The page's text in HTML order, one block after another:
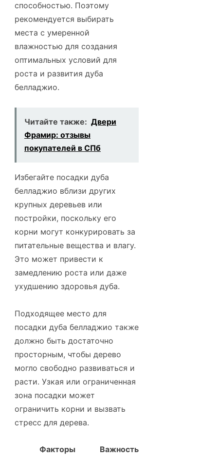
способностью. Поэтому
рекомендуется выбирать
места с умеренной
влажностью для создания
оптимальных условий для
роста и развития дуба
белладжио.
Читайте также: Двери
Фрамир: отзывы
покупателей в СПб
Избегайте посадки дуба
белладжио вблизи других
крупных деревьев или
постройки, поскольку его
корни могут конкурировать за
питательные вещества и влагу.
Это может привести к
замедлению роста или даже
ухудшению здоровья дуба.
Подходящее место для
посадки дуба белладжио также
должно быть достаточно
просторным, чтобы дерево
могло свободно развиваться и
расти. Узкая или ограниченная
зона посадки может
ограничить корни и вызвать
стресс для дерева.
Факторы
Важность